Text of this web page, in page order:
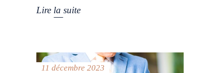
Lire la suite
11 décembre 2023